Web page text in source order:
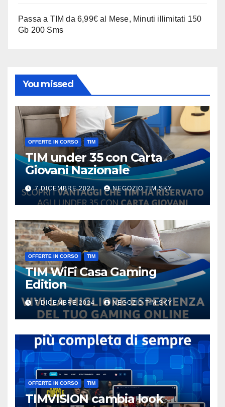
Passa a TIM da 6,99€ al Mese, Minuti illimitati 150
Gb 200 Sms
You missed
OFFERTE IN CORSO TIM
TIM under 35 con Carta
Giovani Nazionale
7 DICEMBRE 2024 NEGOZIO TIM SKY
OFFERTE IN CORSO TIM
TIM WiFi Casa Gaming
Edition
7 DICEMBRE 2024 NEGOZIO TIM SKY
OFFERTE IN CORSO TIM
TIMVISION cambia look